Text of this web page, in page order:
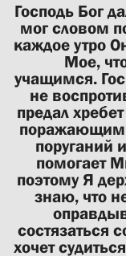
Господь Бог
мог словом
каждое утро
Мое,
учащимся.
не
предал
поражающим;
поруганий
помогает
поэтому Я
знаю, что
состязаться
хочет